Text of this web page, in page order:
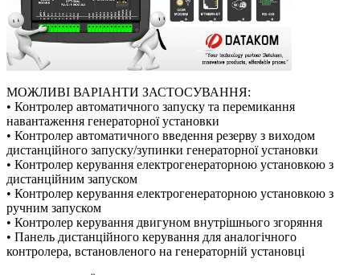
МОЖЛИВІ ВАРІАНТИ ЗАСТОСУВАННЯ:
• Контролер автоматичного запуску та перемикання
навантаження генераторної установки
• Контролер автоматичного введення резерву з виходом
дистанційного запуску/зупинки генераторної установки
• Контролер керування електрогенераторною установкою з
дистанційним запуском
• Контролер керування електрогенераторною установкою з
ручним запуском
• Контролер керування двигуном внутрішнього згоряння
• Панель дистанційного керування для аналогічного
контролера, встановленого на генераторній установці